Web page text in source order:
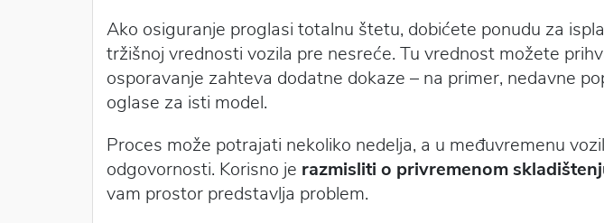
Ako osiguranje proglasi totalnu štetu, dobićete ponudu za
tržišnoj vrednosti vozila pre nesreće. Tu vrednost možete
osporavanje zahteva dodatne dokaze – na primer, nedavne
oglase za isti model.
Proces može potrajati nekoliko nedelja, a u međuvremenu
odgovornosti. Korisno je razmisliti o privremenom
vam prostor predstavlja problem.